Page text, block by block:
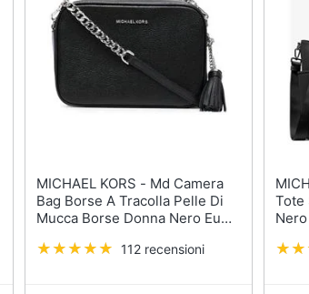
MICHAEL KORS - Md Camera
Bag Borse A Tracolla Pelle Di
Mucca Borse Donna Nero Eu
112 recensioni
Tote